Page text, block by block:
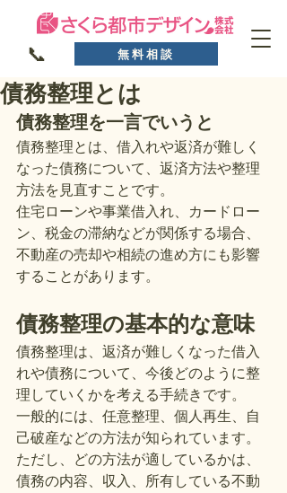
📞 無料相談
債務整理とは
債務整理を一言でいうと
債務整理とは、借入れや返済が難しく
なった債務について、返済方法や整理
方法を見直すことです。
住宅ローンや事業借入れ、カードロー
ン、税金の滞納などが関係する場合、
不動産の売却や相続の進め方にも影響
することがあります。
債務整理の基本的な意味
債務整理は、返済が難しくなった借入
れや債務について、今後どのように整
理していくかを考える手続きです。
一般的には、任意整理、個人再生、自
己破産などの方法が知られています。
ただし、どの方法が適しているかは、
債務の内容、収入、所有している不動